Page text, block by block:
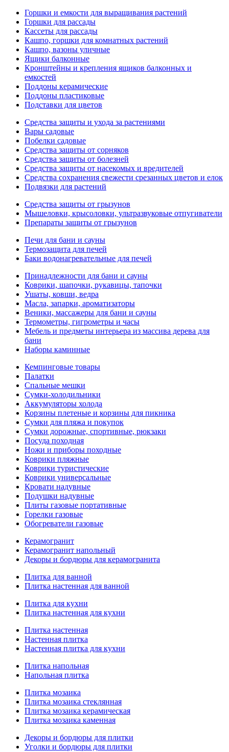
Горшки и емкости для выращивания растений
Горшки для рассады
Кассеты для рассады
Кашпо, горшки для комнатных растений
Кашпо, вазоны уличные
Ящики балконные
Кронштейны и крепления ящиков балконных и
емкостей
Поддоны керамические
Поддоны пластиковые
Подставки для цветов
Средства защиты и ухода за растениями
Вары садовые
Побелки садовые
Средства защиты от сорняков
Средства защиты от болезней
Средства защиты от насекомых и вредителей
Средства сохранения свежести срезанных цветов и елок
Подвязки для растений
Средства защиты от грызунов
Мышеловки, крысоловки, ультразвуковые отпугиватели
Препараты защиты от грызунов
Печи для бани и сауны
Термозащита для печей
Баки водонагревательные для печей
Принадлежности для бани и сауны
Коврики, шапочки, рукавицы, тапочки
Ушаты, ковши, ведра
Масла, запарки, ароматизаторы
Веники, массажеры для бани и сауны
Термометры, гигрометры и часы
Мебель и предметы интерьера из массива дерева для
бани
Наборы каминные
Кемпинговые товары
Палатки
Спальные мешки
Сумки-холодильники
Аккумуляторы холода
Корзины плетеные и корзины для пикника
Сумки для пляжа и покупок
Сумки дорожные, спортивные, рюкзаки
Посуда походная
Ножи и приборы походные
Коврики пляжные
Коврики туристические
Коврики универсальные
Кровати надувные
Подушки надувные
Плиты газовые портативные
Горелки газовые
Обогреватели газовые
Керамогранит
Керамогранит напольный
Декоры и бордюры для керамогранита
Плитка для ванной
Плитка настенная для ванной
Плитка для кухни
Плитка настенная для кухни
Плитка настенная
Настенная плитка
Настенная плитка для кухни
Плитка напольная
Напольная плитка
Плитка мозаика
Плитка мозаика стеклянная
Плитка мозаика керамическая
Плитка мозаика каменная
Декоры и бордюры для плитки
Уголки и бордюры для плитки